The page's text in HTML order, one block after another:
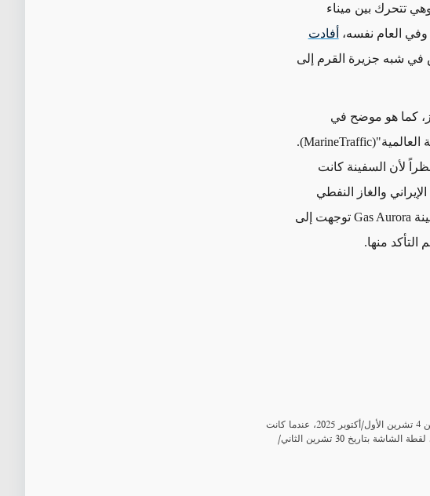
تتحرك بين ميناء
وفي العام نفسه، أفادت
في شبه جزيرة القرم إلى
مضيق هرمز، كما هو موضح في
"(MarineTraffic).
لأن السفينة كانت
والغاز النفطي
توجهت إلى
التأكد منها.
تُظهر لقطة شاشة من MarineTraffic مسارات نظام التعريف الآلي (AIS) لسفينة Gas Aurora بين 4 تشرين الأول/أكتوبر 2025، عندما كانت
قبالة قبرص، و10 كانون الأول/ديسمبر، عندما كانت في الخليج الفارسي. وتشير الملاحظة في لقطة الشاشة بتاريخ 30 تشرين الثاني/